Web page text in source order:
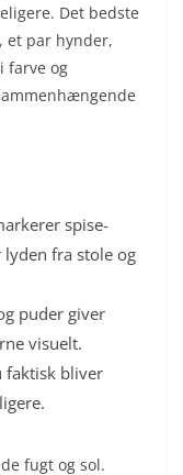
Det bedste
et par hynder,
farve og
spise-
fra stole og
puder giver
visuelt.
faktisk bliver
fugt og sol.